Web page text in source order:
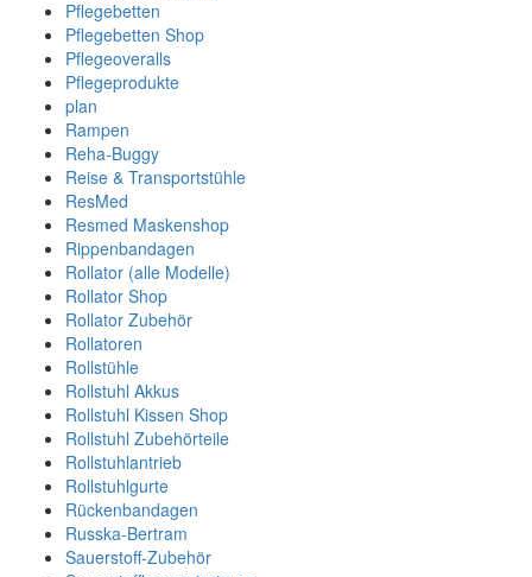
Pflegebetten
Pflegebetten Shop
Pflegeoveralls
Pflegeprodukte
plan
Rampen
Reha-Buggy
Reise & Transportstühle
ResMed
Resmed Maskenshop
Rippenbandagen
Rollator (alle Modelle)
Rollator Shop
Rollator Zubehör
Rollatoren
Rollstühle
Rollstuhl Akkus
Rollstuhl Kissen Shop
Rollstuhl Zubehörteile
Rollstuhlantrieb
Rollstuhlgurte
Rückenbandagen
Russka-Bertram
Sauerstoff-Zubehör